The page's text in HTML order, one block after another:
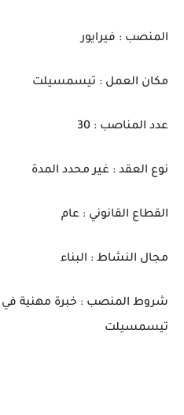
المنصب : فيرايور
مكان العمل : تيسمسيلت
عدد المناصب : 30
نوع العقد : غير محدد المدة
القطاع القانوني : عام
مجال النشاط : البناء
شروط المنصب : خبرة مهنية في
تيسمسيلت